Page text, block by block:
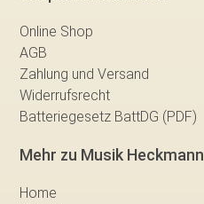
Online Shop
AGB
Zahlung und Versand
Widerrufsrecht
Batteriegesetz BattDG (PDF)
Mehr zu Musik Heckmann
Home